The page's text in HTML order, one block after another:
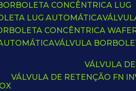
CONCÊNTRICA LUG
LUG AUTOMÁTICA
CONCÊNTRICA
VÁLVULA
VÁLVULA
VÁLVULA DE RETENÇÃO FN IN